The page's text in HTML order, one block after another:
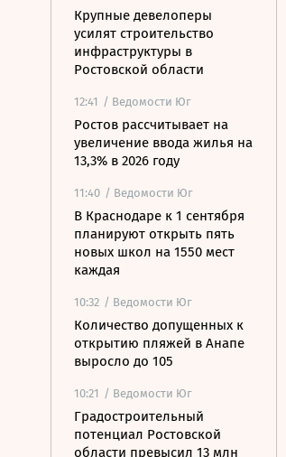
Крупные девелоперы
усилят строительство
инфраструктуры в
Ростовской области
12:41 / Ведомости Юг
Ростов рассчитывает на
увеличение ввода жилья на
13,3% в 2026 году
11:40 / Ведомости Юг
В Краснодаре к 1 сентября
планируют открыть пять
новых школ на 1550 мест
каждая
10:32 / Ведомости Юг
Количество допущенных к
открытию пляжей в Анапе
выросло до 105
10:21 / Ведомости Юг
Градостроительный
потенциал Ростовской
области превысил 13 млн